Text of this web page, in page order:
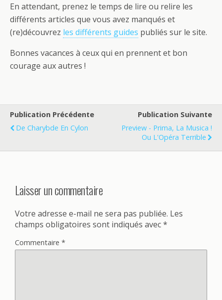
En attendant, prenez le temps de lire ou relire les
différents articles que vous avez manqués et
(re)découvrez les différents guides publiés sur le site.
Bonnes vacances à ceux qui en prennent et bon
courage aux autres !
Publication Précédente
De Charybde En Cylon
Publication Suivante
Preview - Prima, La Musica !
Ou L'Opéra Terrible
Laisser un commentaire
Votre adresse e-mail ne sera pas publiée. Les
champs obligatoires sont indiqués avec*
Commentaire *